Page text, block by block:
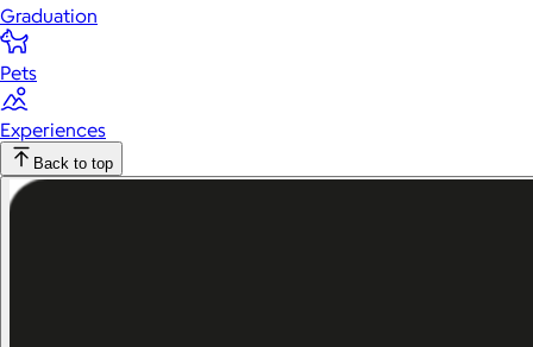
Graduation
Pets
Experiences
Back to top